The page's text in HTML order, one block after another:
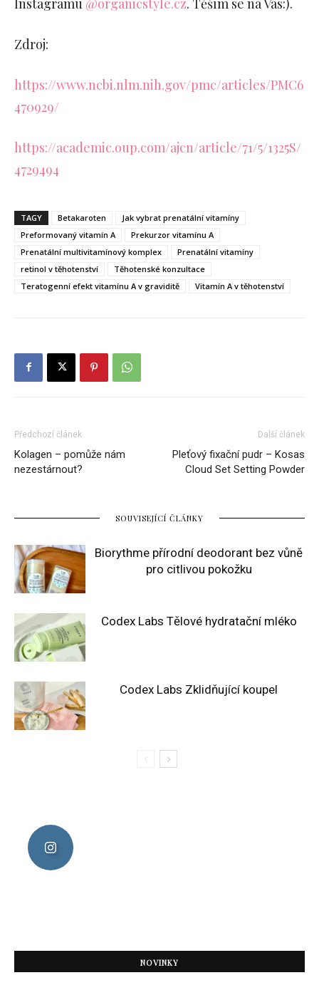
Zdroj:
https://www.ncbi.nlm.nih.gov/pmc/articles/PMC6
470929/
https://academic.oup.com/ajcn/article/71/5/1325S/
4729494
TAGY Betakaroten
Jak vybrat prenatální vitamíny
Preformovaný vitamín A
Prekurzor vitamínu A
Prenatální multivitamínový komplex
Prenatální vitamíny
retinol v těhotenství
Těhotenské konzultace
Teratogenní efekt vitamínu A v graviditě
Vitamín A v těhotenství
Předchozí článek
Kolagen – pomůže nám
nezestárnout?
Další článek
Pleťový fixační pudr – Kosas
Cloud Set Setting Powder
SOUVISEJÍCÍ ČLÁNKY
Biorythme přírodní deodorant bez vůně
pro citlivou pokožku
Codex Labs Tělové hydratační mléko
Codex Labs Zklidňující koupel
NOVINKY